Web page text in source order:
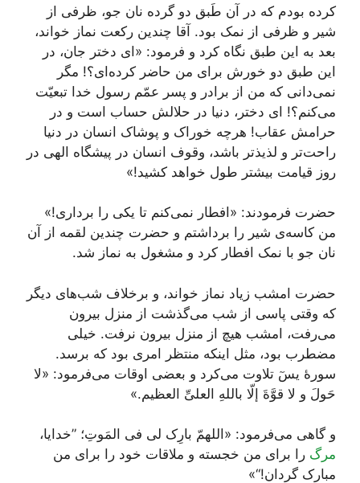
کرده بودم که در آن طَبق دو گرده نان جو، ظرفی از
شیر و ظرفی از نمک بود. آقا چندین رکعت نماز خواند،
بعد به این طبق نگاه کرد و فرمود: «ای دختر جان، در
این طبق دو خورش برای من حاضر کرده‌ای؟! مگر
نمی‌دانی که من از برادر و پسر عمّم رسول خدا تبعیّت
می‌کنم؟! ای دختر، دنیا در حلالش حساب است و در
حرامش عقاب! هرچه خوراک و پوشاک انسان در دنیا
راحت‌تر و لذیذتر باشد، وقوف انسان در پیشگاه الهی در
روز قیامت بیشتر طول خواهد کشید!»
حضرت فرمودند: «افطار نمی‌کنم تا یکی را برداری!»
من کاسه‌ی شیر را برداشتم و حضرت چندین لقمه از آن
نان جو با نمک افطار کرد و مشغول به نماز شد.
حضرت امشب زیاد نماز خواند، و برخلاف شب‌های دیگر
که وقتی پاسی از شب می‌گذشت از منزل بیرون
می‌رفت، امشب هیچ از منزل بیرون نرفت. خیلی
مضطرب بود، مثل اینکه منتظر امری بود که برسد.
سورۀ یسٓ تلاوت می‌کرد و بعضی اوقات می‌فرمود: «لا
حَولَ و لا قوَّةَ إلّا باللهِ العلیِّ العظیم.»
و گاهی می‌فرمود: «اللهمّ بارِک لی فی المَوتِ؛ ”خدایا،
مرگ را برای من خجسته و ملاقات خود را برای من
مبارک گردان!“»